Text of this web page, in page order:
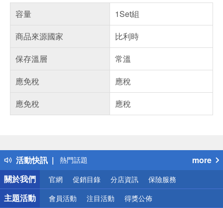
容量
1Set組
商品來源國家
比利時
保存溫層
常溫
應免稅
應稅
應免稅
應稅
活動快訊
得獎公告
熱門話題
銀行優惠
偏遠地區配送
詐騙網頁！請小心！
more
關於我們
官網 促銷目錄 分店資訊 保險服務
主題活動 會員活動 注目活動 得獎公佈